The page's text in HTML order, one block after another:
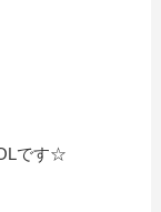
です☆